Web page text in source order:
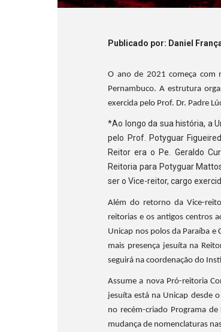
Publicado por: Daniel
O ano de 2021 começa com
Pernambuco. A estrutura
exercida pelo Prof. Dr. Padre
*Ao longo da sua história, a
pelo Prof. Potyguar
Reitor era o Pe. Geraldo
Reitoria para Potyguar
ser o Vice-reitor, cargo
Além do retorno da Vice-
reitorias e os antigos centros
Unicap nos polos da Paraíba e
mais presença jesuíta na
seguirá na coordenação do
Assume a nova Pró-reitoria
jesuíta está na Unicap desde
no recém-criado Programa
mudança de nomenclaturas